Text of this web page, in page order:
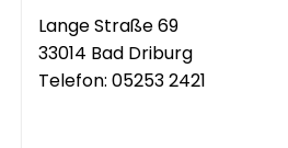
Lange Straße 69
33014 Bad Driburg
Telefon: 05253 2421